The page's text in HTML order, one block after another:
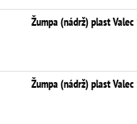
Žumpa (nádrž) plast
Žumpa (nádrž) plast